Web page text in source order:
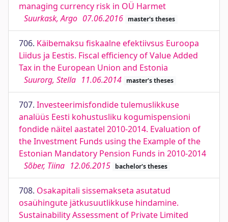
managing currency risk in OÜ Harmet
Suurkask, Argo 07.06.2016 master's theses
706. Käibemaksu fiskaalne efektiivsus Euroopa
Liidus ja Eestis. Fiscal efficiency of Value Added
Tax in the European Union and Estonia
Suurorg, Stella 11.06.2014 master's theses
707. Investeerimisfondide tulemuslikkuse
analüüs Eesti kohustusliku kogumispensioni
fondide näitel aastatel 2010-2014. Evaluation of
the Investment Funds using the Example of the
Estonian Mandatory Pension Funds in 2010-2014
Sõber, Tiina 12.06.2015 bachelor's theses
708. Osakapitali sissemakseta asutatud
osaühingute jätkusuutlikkuse hindamine.
Sustainability Assessment of Private Limited